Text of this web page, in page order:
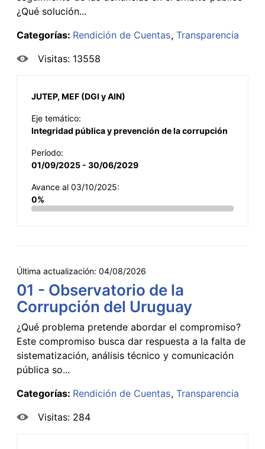
¿Qué solución...
Categorías: Rendición de Cuentas Transparencia
Visitas: 13558
JUTEP, MEF (DGI y AIN)
Eje temático:
Integridad pública y prevención de la corrupción
Período:
01/09/2025 - 30/06/2029
Avance al 03/10/2025:
0%
Última actualización: 04/08/2026
01 - Observatorio de la
Corrupción del Uruguay
¿Qué problema pretende abordar el compromiso?
Este compromiso busca dar respuesta a la falta de
sistematización, análisis técnico y comunicación
pública so...
Categorías: Rendición de Cuentas Transparencia
Visitas: 284